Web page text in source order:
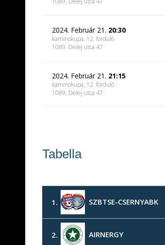
2024. Február 21. 20:30
kaminokupa, 12. forduló
1089. Delej utca 47
2024. Február 21. 21:15
kaminokupa, 12. forduló
1089. Delej utca 47
Tabella
1. SZBTSE-CSERNYABK
2. AIRNERGY